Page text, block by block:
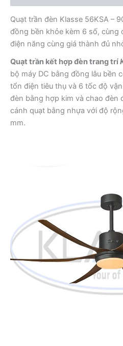
Quạt trần đèn Klasse 56KSA –
đồng bền khỏe kèm 6 số, cùng
điện năng cùng giá thành đủ
Quạt trần kết hợp đèn trang trí
bộ máy DC bằng đồng lâu bền
tổn điện tiêu thụ và 6 tốc độ
đèn bằng hợp kim và chao đèn
cánh quạt bằng nhựa với độ
mm.